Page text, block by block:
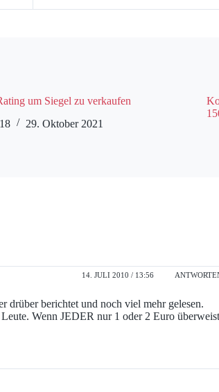
um Siegel zu verkaufen
29. Oktober 2021
14. JULI 2010 / 13:56
drüber berichtet und noch viel mehr gelesen.
Wenn JEDER nur 1 oder 2 Euro überweist